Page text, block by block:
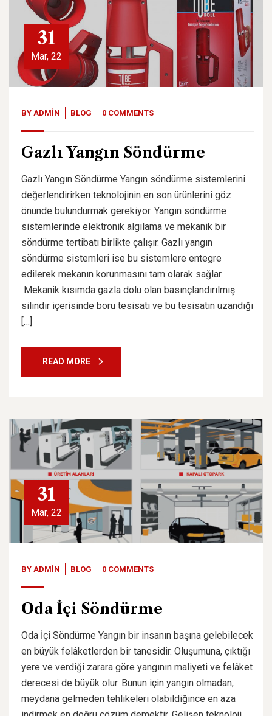
31
Mar, 22
BY ADMIN BLOG 0 COMMENTS
Gazlı Yangın Söndürme
Gazlı Yangın Söndürme Yangın söndürme sistemlerini
değerlendirirken teknolojinin en son ürünlerini göz
önünde bulundurmak gerekiyor. Yangın söndürme
sistemlerinde elektronik algılama ve mekanik bir
söndürme tertibatı birlikte çalışır. Gazlı yangın
söndürme sistemleri ise bu sistemlere entegre
edilerek mekanın korunmasını tam olarak sağlar.
Mekanik kısımda gazla dolu olan basınçlandırılmış
silindir içerisinde boru tesisatı ve bu tesisatın uzandığı
[…]
READ MORE
31
Mar, 22
BY ADMIN BLOG 0 COMMENTS
Oda İçi Söndürme
Oda İçi Söndürme Yangın bir insanın başına gelebilecek
en büyük felâketlerden bir tanesidir. Oluşumuna, çıktığı
yere ve verdiği zarara göre yangının maliyeti ve felâket
derecesi de büyük olur. Bunun için yangın olmadan,
meydana gelmeden tehlikeleri olabildiğince en aza